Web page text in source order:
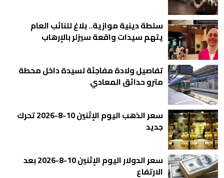
سلطة دينية موازية.. بلاغ للنائب العام
يتهم سيدات واقعة سيزلر بالإرهاب
تفاصيل ولادة مفاجئة لسيدة داخل محطة
مترو حدائق المعادي
سعر الذهب اليوم الإثنين 10-8-2026 تحرك
جديد
سعر الدولار اليوم الإثنين 10-8-2026 بعد
الارتفاع